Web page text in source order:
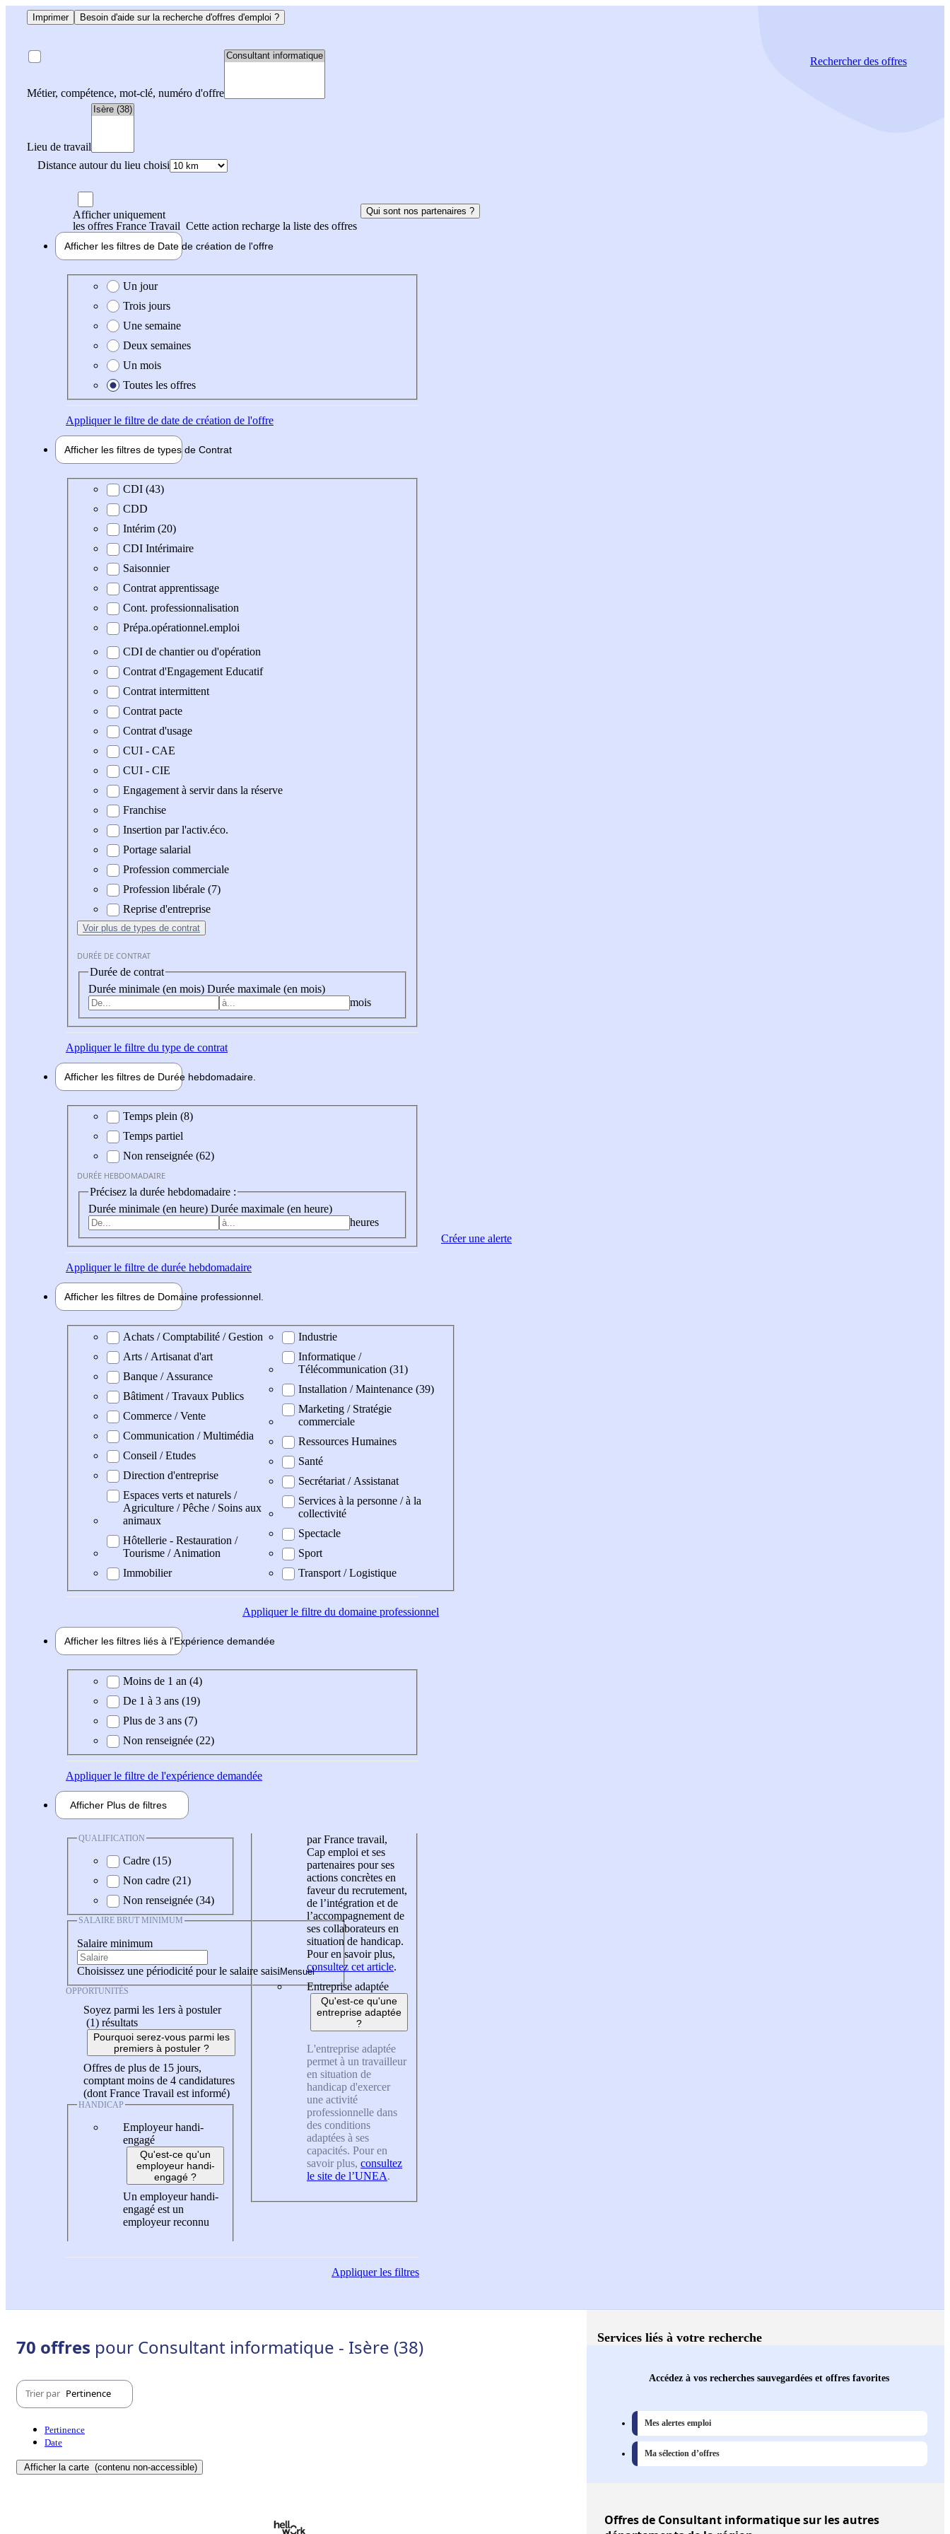
Imprimer Besoin d'aide sur la recherche d'offres d'emploi ?
Métier, compétence, mot-clé, numéro d'offre
Lieu de travail
Distance autour du lieu choisi
Rechercherdes offres
Afficher uniquement
les offres France Travail Cette action recharge la liste des offres
Qui sont nos partenaires ?
Afficher les filtres de Date de création de l'offre
Date de création de l'offre
Un jour
Trois jours
Une semaine
Deux semaines
Un mois
Toutes les offres
Appliquerle filtre de date de création de l'offre
Afficher les filtres de types de Contrat
Type de contratCDI (43)
CDD
Intérim (20)
CDI Intérimaire
Saisonnier
Contrat apprentissage
Cont. professionnalisation
Prépa.opérationnel.emploi
CDI de chantier ou d'opération
Contrat d'Engagement Educatif
Contrat intermittent
Contrat pacte
Contrat d'usage
CUI - CAE
CUI - CIE
Engagement à servir dans la réserve
Franchise
Insertion par l'activ.éco.
Portage salarial
Profession commerciale
Profession libérale (7)
Reprise d'entreprise
Voir plus de types de contrat
DURÉE DE CONTRAT
Durée de contrat
Durée minimale (en mois) Durée maximale (en mois)
mois
Appliquerle filtre du type de contrat
Afficher les filtres de Durée hebdomadaire
Durée hebdomadaire
Temps plein (8)
Temps partiel
Non renseignée (62)
DURÉE HEBDOMADAIRE
Précisez la durée hebdomadaire :
Durée minimale (en heure) Durée maximale (en heure)
heures
Appliquerle filtre de durée hebdomadaire
Afficher les filtres de Domaine professionnel
Domaine professionel
Achats / Comptabilité / Gestion
Arts / Artisanat d'art
Banque / Assurance
Bâtiment / Travaux Publics
Commerce / Vente
Communication / Multimédia
Conseil / Etudes
Direction d'entreprise
Espaces verts et naturels /
Agriculture / Pêche / Soins aux
animaux
Hôtellerie - Restauration /
Tourisme / Animation
Immobilier
Industrie
Informatique /
Télécommunication (31)
Installation / Maintenance (39)
Marketing / Stratégie
commerciale
Ressources Humaines
Santé
Secrétariat / Assistanat
Services à la personne / à la
collectivité
Spectacle
Sport
Transport / Logistique
Appliquerle filtre du domaine professionnel
Afficher les filtres liés à l'Expérience demandée
Expérience demandée
Moins de 1 an (4)
De 1 à 3 ans (19)
Plus de 3 ans (7)
Non renseignée (22)
Appliquerle filtre de l'expérience demandée
Afficher Plus de filtres
QUALIFICATION
Cadre (15)
Non cadre (21)
Non renseignée (34)
SALAIRE BRUT MINIMUM
Salaire minimum
Choisissez une périodicité pour le salaire saisi
OPPORTUNITÉS
Soyez parmi les 1ers à postuler
(1) résultats
Pourquoi serez-vous parmi les
premiers à postuler ?
Offres de plus de 15 jours,
comptant moins de 4 candidatures
(dont France Travail est informé)
HANDICAP
Employeur handi-
engagé
Qu'est-ce qu'un
employeur handi-
engagé ?
Un employeur handi-
engagé est un
employeur reconnu
par France travail,
Cap emploi et ses
partenaires pour ses
actions concrètes en
faveur du recrutement,
de l’intégration et de
l’accompagnement de
ses collaborateurs en
situation de handicap.
Pour en savoir plus,
consultez cet article.
Entreprise adaptée
Qu'est-ce qu'une
entreprise adaptée
?
L'entreprise adaptée
permet à un travailleur
en situation de
handicap d'exercer
une activité
professionnelle dans
des conditions
adaptées à ses
capacités. Pour en
savoir plus, consultez
le site de l’UNEA.
Appliquerles filtres
Créer une alerte
70 offres pour Consultant informatique - Isère (38)
Trier par Pertinence
Pertinence
Date
Afficher la carte (contenu non-accessible)
Services liés à votre recherche
Accédez à vos recherches sauvegardées et offres favorites
Mes alertes emploi
Ma sélection d’offres
Offresde Consultant informatique sur les autres